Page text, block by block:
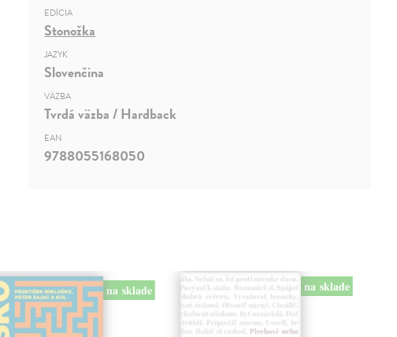
EDÍCIA
Stonožka
JAZYK
Slovenčina
VÄZBA
Tvrdá väzba / Hardback
EAN
9788055168050
na sklade na sklade